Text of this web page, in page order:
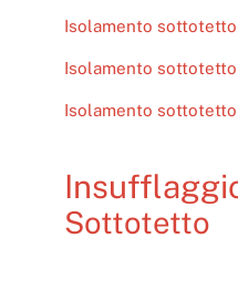
Isolamento
Isolamento sottotetto
Isolamento sottotetto
Sottotetto